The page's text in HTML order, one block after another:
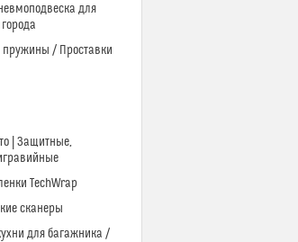
для
/ Проставки
| Защитные,
TechWrap
сканеры
для багажника /